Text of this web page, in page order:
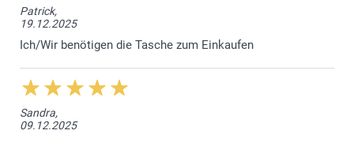
Patrick,
19.12.2025
Ich/Wir benötigen die Tasche zum Einkaufen
Sandra,
09.12.2025